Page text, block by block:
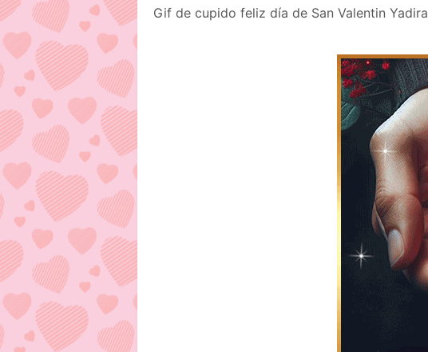
Gif de cupido feliz día de San Valentin Yadira